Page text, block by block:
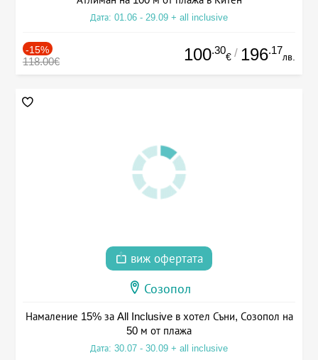
Дата: 01.06 - 29.09 + all inclusive
-15%
118.00€ 100.30
€ / 196.17
лв.
виж офертата
Созопол
Намаление 15% за All Inclusive в хотел Съни, Созопол на
50 м от плажа
Дата: 30.07 - 30.09 + all inclusive